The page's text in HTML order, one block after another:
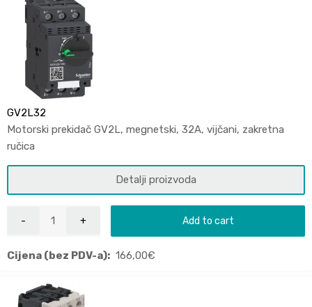
GV2L32
Motorski prekidač GV2L, megnetski, 32A, vijčani, zakretna
ručica
Detalji proizvoda
Add to cart
Cijena (bez PDV-a): 166,00€